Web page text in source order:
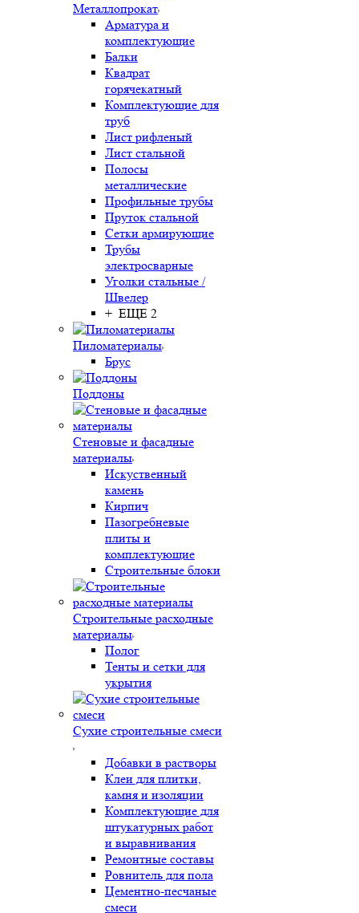
Металлопрокат
Арматура и
комплектующие
Балки
Квадрат
горячекатный
Комплектующие для
труб
Лист рифленый
Лист стальной
Полосы
металлические
Профильные трубы
Пруток стальной
Сетки армирующие
Трубы
электросварные
Уголки стальные /
Швелер
+ ЕЩЕ 2
Пиломатериалы
Брус
Поддоны
Стеновые и фасадные
материалы
Искуственный
камень
Кирпич
Пазогребневые
плиты и
комплектующие
Строительные блоки
Строительные расходные
материалы
Полог
Тенты и сетки для
укрытия
Сухие строительные смеси
Добавки в растворы
Клеи для плитки,
камня и изоляции
Комплектующие для
штукатурных работ
и выравнивания
Ремонтные составы
Ровнитель для пола
Цементно-песчаные
смеси